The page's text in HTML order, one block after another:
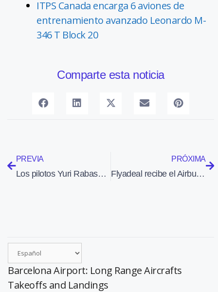
ITPS Canada encarga 6 aviones de
entrenamiento avanzado Leonardo M-
346 T Block 20
Comparte esta noticia
PREVIA
Los pilotos Yuri Rabasa y Mauro Fuster ganan la Vuelta Aérea de Cataluña
PRÓXIMA
Flyadeal recibe el Airbus A320neo de un pedido de 30 aviones
Barcelona Airport: Long Range Aircrafts
Takeoffs and Landings